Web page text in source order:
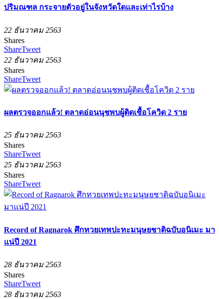
ปริมณฑล กระจายตัวอยู่ในจังหวัดใดและเท่าไรบ้าง
22 ธันวาคม 2563
Shares
ShareTweet
22 ธันวาคม 2563
Shares
ShareTweet
ผลตรวจออกแล้ว! ตลาดอ่อนนุชพบผู้ติดเชื้อโควิด 2 ราย
25 ธันวาคม 2563
Shares
ShareTweet
25 ธันวาคม 2563
Shares
ShareTweet
Record of Ragnarok ศึกทวยเทพปะทะมนุษยชาติฉบับอนิเมะ มา
แน่ปี 2021
28 ธันวาคม 2563
Shares
ShareTweet
28 ธันวาคม 2563